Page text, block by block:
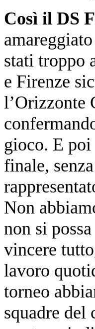
Così il DS
stati troppo
e Firenze
l’Orizzonte
gioco. E
finale,
Non
non si
vincere
lavoro
torneo
squadre del